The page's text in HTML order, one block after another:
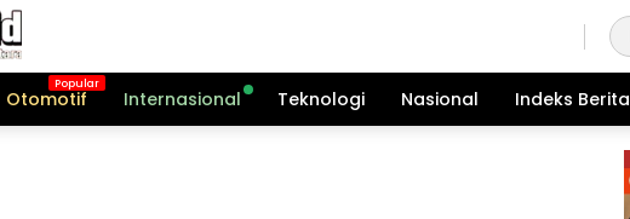
Otomotif Internasional Teknologi Nasional Indeks Berita